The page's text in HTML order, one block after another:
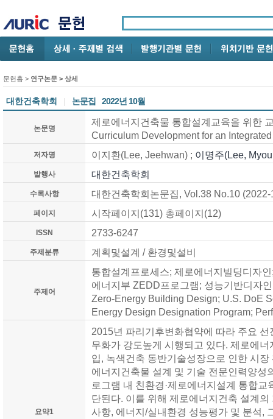
문헌홈 > 연구논문 > 상세
대한건축학회 | 논문집 2022년 10월
논문명
제로에너지건축물 통합설계교육을 위한
Curriculum Development for an
저자명 이지환(Lee, Jeehwan) ; 이명주(Lee,
발행사 대한건축학회
수록사항 대한건축학회논문집, Vol.38 No.10 (2022-
페이지 시작페이지(131) 총페이지(12)
ISSN 2733-6247
주제분류 계획및설계 / 환경및설비
주제어
통합설계프로세스; 제로에너지빌딩디자
에너지부 ZEDD프로그램; 성능기반디자
Zero-Energy Building Design; U.S. DoE
Energy Design Designation Program;
요약1
2015년 파리기후변화협약에 따라 주요
무화가 강도높게 시행되고 있다. 제로에
입, 녹색건축 동반기술성장으로 인한 시
에너지건축물 설계 및 기술 전문인력양성
로그램 내 친환경·제로에너지설계 통합
단된다. 이를 위해 제로에너지건축 설계
사항, 에너지/실내환경 성능평가 및 분석,